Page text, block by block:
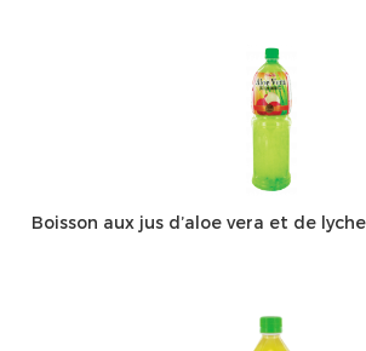
Boisson aux jus d’aloe vera et de